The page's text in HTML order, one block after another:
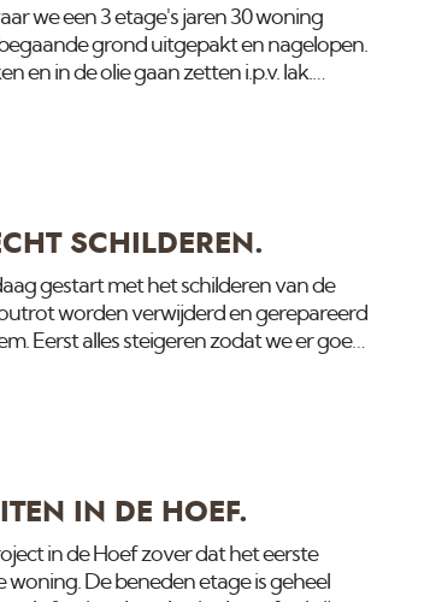
we een 3 etage's jaren 30 woning
grond uitgepakt en nagelopen.
en in de olie gaan zetten i.p.v. lak.
SCHILDEREN.
gestart met het schilderen van de
worden verwijderd en gerepareerd
Eerst alles steigeren zodat we er goed
IN DE HOEF.
in de Hoef zover dat het eerste
De beneden etage is geheel